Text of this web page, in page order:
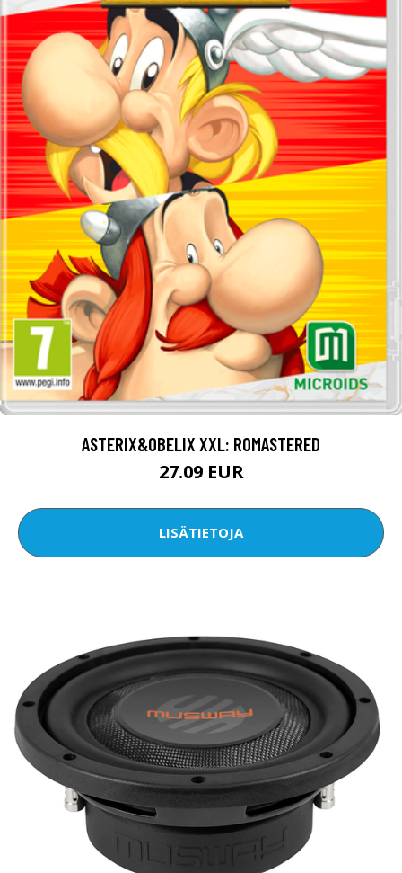
ASTERIX&OBELIX XXL: ROMASTERED
27.09 EUR
LISÄTIETOJA